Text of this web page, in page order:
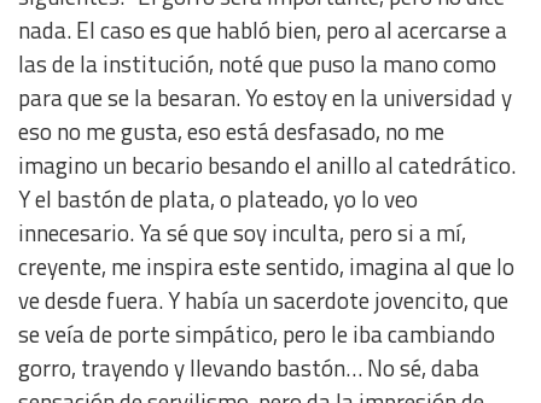
nada. El caso es que habló bien, pero al acercarse a
las de la institución, noté que puso la mano como
para que se la besaran. Yo estoy en la universidad y
eso no me gusta, eso está desfasado, no me
imagino un becario besando el anillo al catedrático.
Y el bastón de plata, o plateado, yo lo veo
innecesario. Ya sé que soy inculta, pero si a mí,
creyente, me inspira este sentido, imagina al que lo
ve desde fuera. Y había un sacerdote jovencito, que
se veía de porte simpático, pero le iba cambiando
gorro, trayendo y llevando bastón… No sé, daba